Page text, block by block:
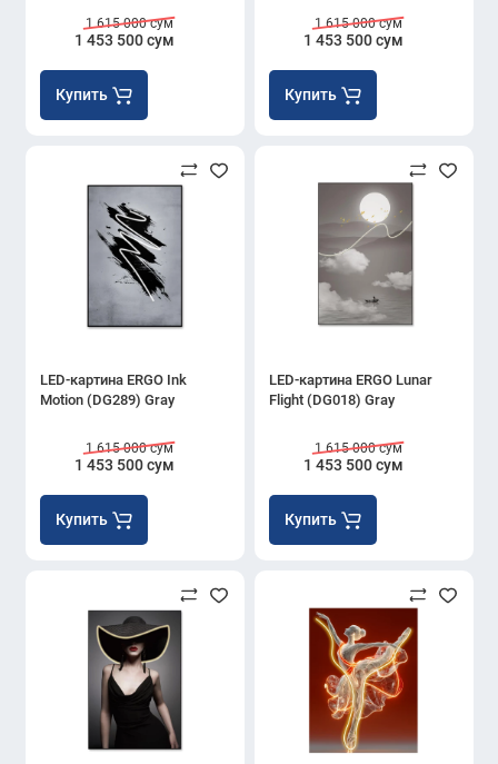
1 453 500 сум
1 615 000 сум
Купить
1 453 500 сум
1 615 000 сум
Купить
LED-картина ERGO Ink
Motion (DG289) Gray
1 453 500 сум
1 615 000 сум
Купить
LED-картина ERGO Lunar
Flight (DG018) Gray
1 453 500 сум
1 615 000 сум
Купить